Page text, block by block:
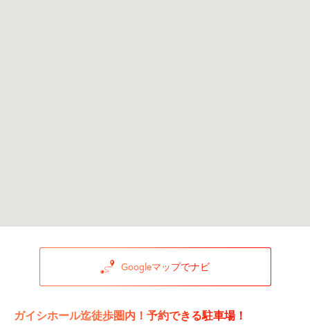
Googleマップでナビ
ガイシホール迄徒歩圏内！予約できる駐車場！